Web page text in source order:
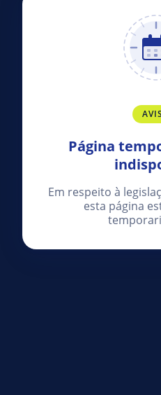
Página
Em respeito à
esta página